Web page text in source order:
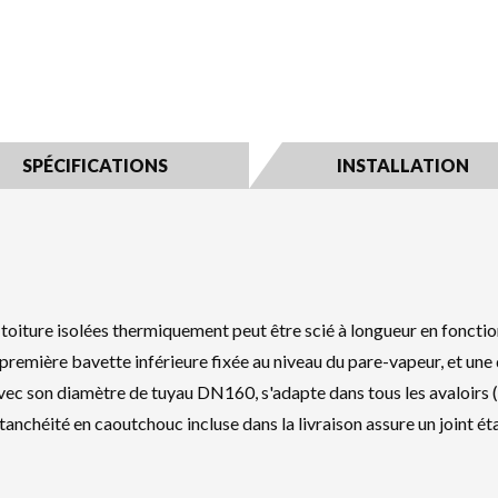
SPÉCIFICATIONS INSTALLATION
isolées thermiquement peut être scié à longueur en
bavette inférieure fixée au niveau du pare-vapeur, et
son diamètre de tuyau DN160, s'adapte dans tous les
en caoutchouc incluse dans la livraison assure un joint